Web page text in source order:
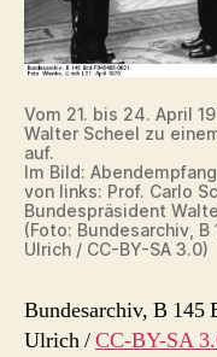
Vom 21. bis 24. April
Walter Scheel zu
auf.
Im Bild:
von links: Prof. Carlo
Bundespräsident
(Foto: Bundesarchiv,
Ulrich / CC-BY-SA 3.0)
Bundesarchiv, B 145
Ulrich /CC-BY-SA